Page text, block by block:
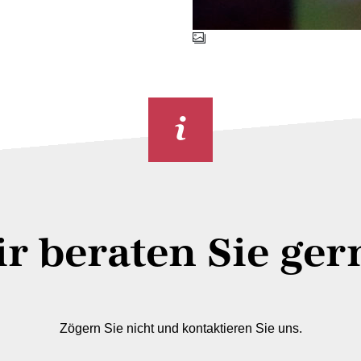
beraten Sie
Zögern Sie nicht und kontaktieren Sie uns.